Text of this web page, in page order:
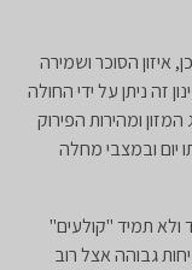
ולכן, איזון הסוכר ושמירה
זה ניתן על ידי החולה
ומהירות הפירוק
יום ובמצבי מחלה
ולא תמיד "קולעים"
אירועי היפוגליקמיה בדרגה 1 בשכיחות גבוהה אצל רוב